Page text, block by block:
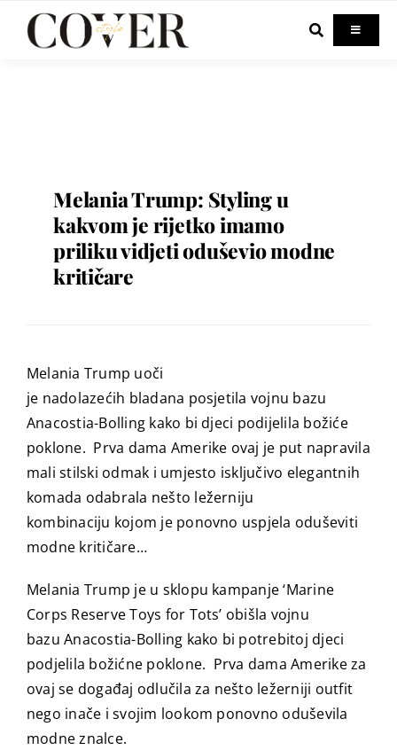
Toggle
Fashion
Out & About
Melania Trump: Styling u
kakvom je rijetko imamo
priliku vidjeti oduševio modne
kritičare
Melania Trump uoči
je nadolazećih bladana posjetila vojnu bazu
Anacostia-Bolling kako bi djeci podijelila božiće
poklone. Prva dama Amerike ovaj je put napravila
mali stilski odmak i umjesto isključivo elegantnih
komada odabrala nešto ležerniju
kombinaciju kojom je ponovno uspjela oduševiti
modne kritičare…
Melania Trump je u sklopu kampanje ‘Marine
Corps Reserve Toys for Tots’ obišla vojnu
bazu Anacostia-Bolling kako bi potrebitoj djeci
podjelila božićne poklone. Prva dama Amerike za
ovaj se događaj odlučila za nešto ležerniji outfit
nego inače i svojim lookom ponovno oduševila
modne znalce.